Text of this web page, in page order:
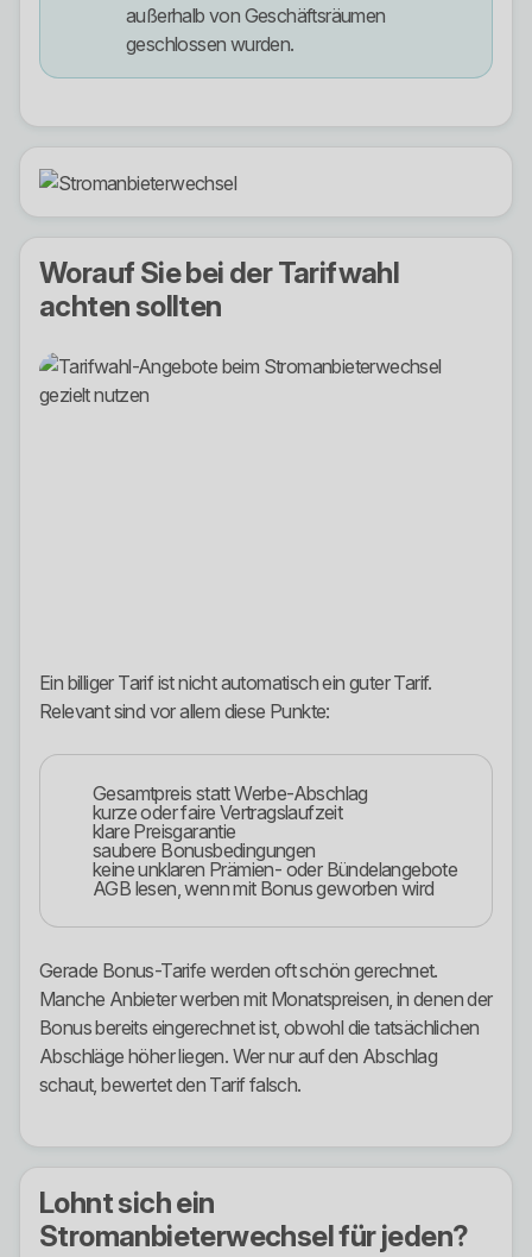
außerhalb von Geschäftsräumen
geschlossen wurden.
Worauf Sie bei der Tarifwahl
achten sollten
Ein billiger Tarif ist nicht automatisch ein guter Tarif.
Relevant sind vor allem diese Punkte:
Gesamtpreis statt Werbe-Abschlag
kurze oder faire Vertragslaufzeit
klare Preisgarantie
saubere Bonusbedingungen
keine unklaren Prämien- oder Bündelangebote
AGB lesen, wenn mit Bonus geworben wird
Gerade Bonus-Tarife werden oft schön gerechnet.
Manche Anbieter werben mit Monatspreisen, in denen der
Bonus bereits eingerechnet ist, obwohl die tatsächlichen
Abschläge höher liegen. Wer nur auf den Abschlag
schaut, bewertet den Tarif falsch.
Lohnt sich ein
Stromanbieterwechsel für jeden?